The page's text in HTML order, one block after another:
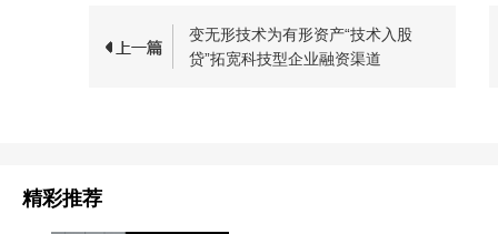
变无形技术为有形资产“技术入股
贷”拓宽科技型企业融资渠道
精彩推荐